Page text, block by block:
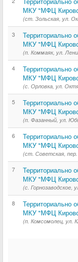
МКУ "МФЦ
(ст. Зольская, ул.
3
Территориально
МКУ "МФЦ
(п. Коммаяк, ул.
4
Территориально
МКУ "МФЦ
(с. Орловка, ул.
5
Территориально
МКУ "МФЦ
(п. Фазанный, ул.
6
Территориально
МКУ "МФЦ
(ст. Советская,
7
Территориально
МКУ "МФЦ
(с. Горнозаводское,
8
Территориально
МКУ "МФЦ
(п. Комсомолец, ул.